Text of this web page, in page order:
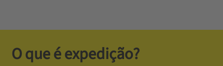
O que é expedição?